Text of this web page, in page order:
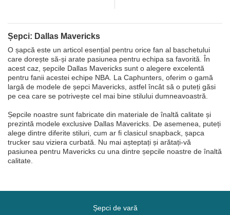
Șepci: Dallas Mavericks
O șapcă este un articol esențial pentru orice fan al baschetului
care dorește să-și arate pasiunea pentru echipa sa favorită. În
acest caz, șepcile Dallas Mavericks sunt o alegere excelentă
pentru fanii acestei echipe NBA. La Caphunters, oferim o gamă
largă de modele de șepci Mavericks, astfel încât să o puteți găsi
pe cea care se potrivește cel mai bine stilului dumneavoastră.
Șepcile noastre sunt fabricate din materiale de înaltă calitate și
prezintă modele exclusive Dallas Mavericks. De asemenea, puteți
alege dintre diferite stiluri, cum ar fi clasicul snapback, șapca
trucker sau viziera curbată. Nu mai așteptați și arătați-vă
pasiunea pentru Mavericks cu una dintre șepcile noastre de înaltă
calitate.
Șepci de vară